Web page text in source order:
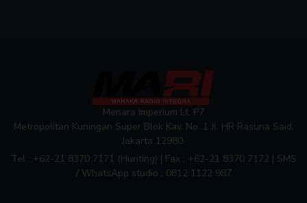
Menara Imperium Lt. P7
Metropolitan Kuningan Super Blok Kav. No. 1 Jl. HR Rasuna Said,
Jakarta 12980.
Tel : +62-21 8370 7171 (Hunting) | Fax : +62-21 8370 7172 | SMS
/ WhatsApp studio : 0812 1122 987